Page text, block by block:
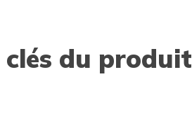
clés du produit